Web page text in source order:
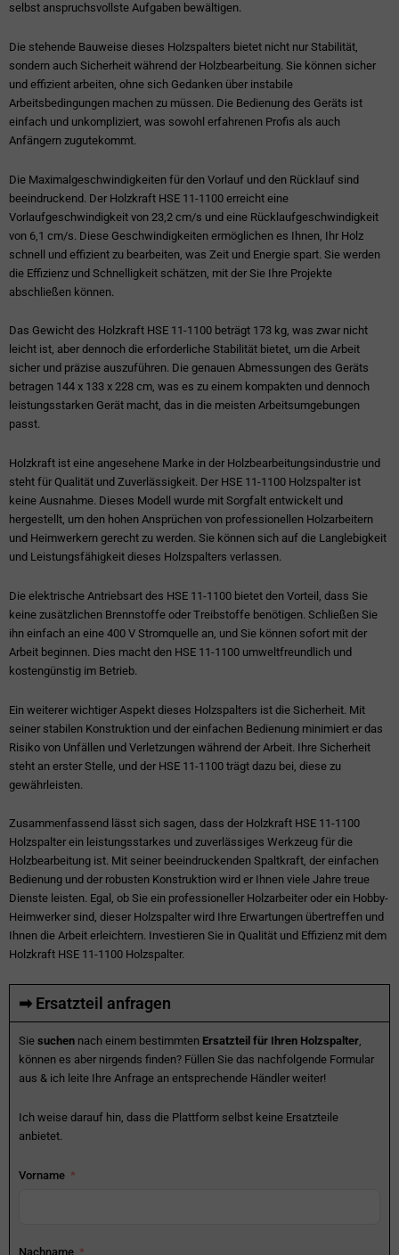
selbst anspruchsvollste Aufgaben bewältigen.
Die stehende Bauweise dieses Holzspalters bietet nicht nur Stabilität,
sondern auch Sicherheit während der Holzbearbeitung. Sie können sicher
und effizient arbeiten, ohne sich Gedanken über instabile
Arbeitsbedingungen machen zu müssen. Die Bedienung des Geräts ist
einfach und unkompliziert, was sowohl erfahrenen Profis als auch
Anfängern zugutekommt.
Die Maximalgeschwindigkeiten für den Vorlauf und den Rücklauf sind
beeindruckend. Der Holzkraft HSE 11-1100 erreicht eine
Vorlaufgeschwindigkeit von 23,2 cm/s und eine Rücklaufgeschwindigkeit
von 6,1 cm/s. Diese Geschwindigkeiten ermöglichen es Ihnen, Ihr Holz
schnell und effizient zu bearbeiten, was Zeit und Energie spart. Sie werden
die Effizienz und Schnelligkeit schätzen, mit der Sie Ihre Projekte
abschließen können.
Das Gewicht des Holzkraft HSE 11-1100 beträgt 173 kg, was zwar nicht
leicht ist, aber dennoch die erforderliche Stabilität bietet, um die Arbeit
sicher und präzise auszuführen. Die genauen Abmessungen des Geräts
betragen 144 x 133 x 228 cm, was es zu einem kompakten und dennoch
leistungsstarken Gerät macht, das in die meisten Arbeitsumgebungen
passt.
Holzkraft ist eine angesehene Marke in der Holzbearbeitungsindustrie und
steht für Qualität und Zuverlässigkeit. Der HSE 11-1100 Holzspalter ist
keine Ausnahme. Dieses Modell wurde mit Sorgfalt entwickelt und
hergestellt, um den hohen Ansprüchen von professionellen Holzarbeitern
und Heimwerkern gerecht zu werden. Sie können sich auf die Langlebigkeit
und Leistungsfähigkeit dieses Holzspalters verlassen.
Die elektrische Antriebsart des HSE 11-1100 bietet den Vorteil, dass Sie
keine zusätzlichen Brennstoffe oder Treibstoffe benötigen. Schließen Sie
ihn einfach an eine 400 V Stromquelle an, und Sie können sofort mit der
Arbeit beginnen. Dies macht den HSE 11-1100 umweltfreundlich und
kostengünstig im Betrieb.
Ein weiterer wichtiger Aspekt dieses Holzspalters ist die Sicherheit. Mit
seiner stabilen Konstruktion und der einfachen Bedienung minimiert er das
Risiko von Unfällen und Verletzungen während der Arbeit. Ihre Sicherheit
steht an erster Stelle, und der HSE 11-1100 trägt dazu bei, diese zu
gewährleisten.
Zusammenfassend lässt sich sagen, dass der Holzkraft HSE 11-1100
Holzspalter ein leistungsstarkes und zuverlässiges Werkzeug für die
Holzbearbeitung ist. Mit seiner beeindruckenden Spaltkraft, der einfachen
Bedienung und der robusten Konstruktion wird er Ihnen viele Jahre treue
Dienste leisten. Egal, ob Sie ein professioneller Holzarbeiter oder ein Hobby-
Heimwerker sind, dieser Holzspalter wird Ihre Erwartungen übertreffen und
Ihnen die Arbeit erleichtern. Investieren Sie in Qualität und Effizienz mit dem
Holzkraft HSE 11-1100 Holzspalter.
➡ Ersatzteil anfragen
Sie suchen nach einem bestimmten Ersatzteil für Ihren Holzspalter,
können es aber nirgends finden? Füllen Sie das nachfolgende Formular
aus & ich leite Ihre Anfrage an entsprechende Händler weiter!
Ich weise darauf hin, dass die Plattform selbst keine Ersatzteile
anbietet.
Vorname
Nachname